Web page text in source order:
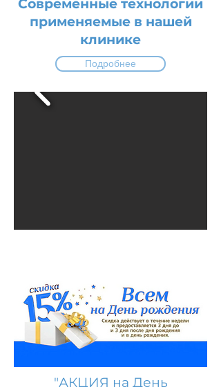
Современные технологии
применяемые в нашей
клинике
Подробнее
"АКЦИЯ на День